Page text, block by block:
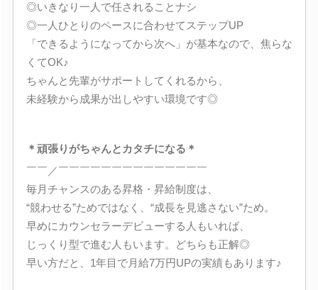
◎いきなり一人で任されることナシ
◎一人ひとりのペースに合わせてステップUP
「できるようになってから次へ」が基本なので、焦らな
くてOK♪
ちゃんと先輩がサポートしてくれるから、
未経験から成果が出しやすい環境です◎
＊頑張りがちゃんとカタチになる＊
￣￣／￣￣￣￣￣￣￣￣￣￣￣￣￣￣
毎月チャンスのある昇格・昇給制度は、
“競わせる”ためではなく、“成長を見逃さない”ため。
早めにカウンセラーデビューする人もいれば、
じっくり型で進む人もいます。どちらも正解◎
早い方だと、1年目で月給7万円UPの実績もあります♪